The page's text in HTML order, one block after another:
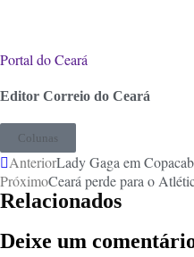
Portal do Ceará
Editor Correio do Ceará
Colunas
AnteriorLady Gaga em
PróximoCeará perde para o
Relacionados
Deixe um